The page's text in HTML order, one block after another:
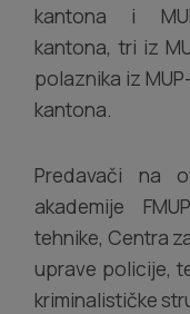
kantona i
kantona, tri iz
polaznika iz
kantona.
Predavači na
akademije
tehnike, Centra
uprave policije,
kriminalističke